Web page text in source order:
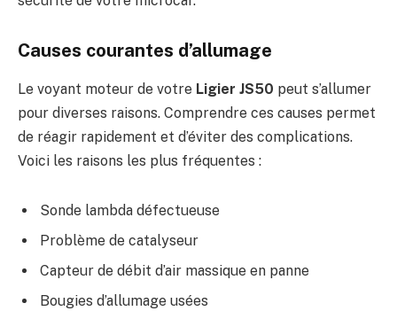
Causes courantes d’allumage
Le voyant moteur de votre Ligier JS50 peut s’allumer
pour diverses raisons. Comprendre ces causes permet
de réagir rapidement et d’éviter des complications.
Voici les raisons les plus fréquentes :
Sonde lambda défectueuse
Problème de catalyseur
Capteur de débit d’air massique en panne
Bougies d’allumage usées